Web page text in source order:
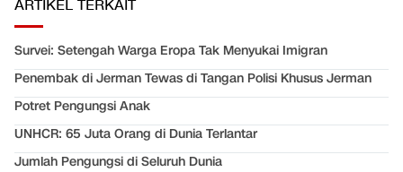
ARTIKEL TERKAIT
Survei: Setengah Warga Eropa Tak Menyukai Imigran
Penembak di Jerman Tewas di Tangan Polisi Khusus Jerman
Potret Pengungsi Anak
UNHCR: 65 Juta Orang di Dunia Terlantar
Jumlah Pengungsi di Seluruh Dunia